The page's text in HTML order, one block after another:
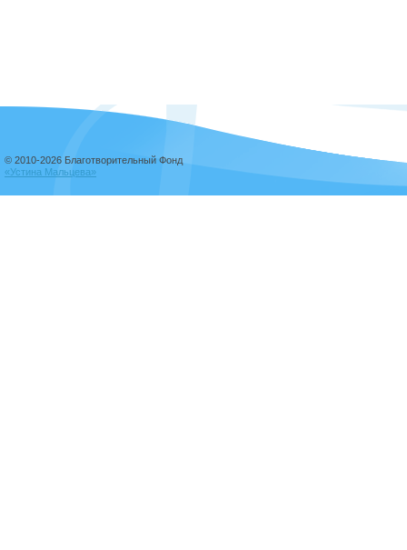
© 2010-2026 Благотворительный Фонд
«Устина Мальцева»